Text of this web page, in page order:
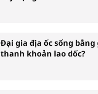
Đại gia địa ốc sống bằng
thanh khoản lao dốc?